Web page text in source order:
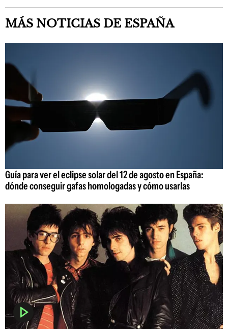
MÁS NOTICIAS DE ESPAÑA
Guía para ver el eclipse solar del 12 de agosto en España:
dónde conseguir gafas homologadas y cómo usarlas